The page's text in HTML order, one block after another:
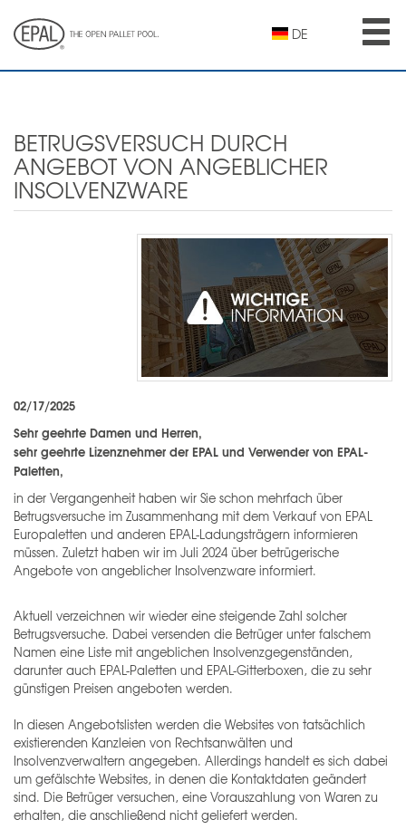
main
DE
BETRUGSVERSUCH DURCH
ANGEBOT VON ANGEBLICHER
INSOLVENZWARE
02/17/2025
Sehr geehrte Damen und Herren,
sehr geehrte Lizenznehmer der EPAL und Verwender von EPAL-
Paletten,
in der Vergangenheit haben wir Sie schon mehrfach über
Betrugsversuche im Zusammenhang mit dem Verkauf von EPAL
Europaletten und anderen EPAL-Ladungsträgern informieren
müssen. Zuletzt haben wir im Juli 2024 über betrügerische
Angebote von angeblicher Insolvenzware informiert.
Aktuell verzeichnen wir wieder eine steigende Zahl solcher
Betrugsversuche. Dabei versenden die Betrüger unter falschem
Namen eine Liste mit angeblichen Insolvenzgegenständen,
darunter auch EPAL-Paletten und EPAL-Gitterboxen, die zu sehr
günstigen Preisen angeboten werden.
In diesen Angebotslisten werden die Websites von tatsächlich
existierenden Kanzleien von Rechtsanwälten und
Insolvenzverwaltern angegeben. Allerdings handelt es sich dabei
um gefälschte Websites, in denen die Kontaktdaten geändert
sind. Die Betrüger versuchen, eine Vorauszahlung von Waren zu
erhalten, die anschließend nicht geliefert werden.